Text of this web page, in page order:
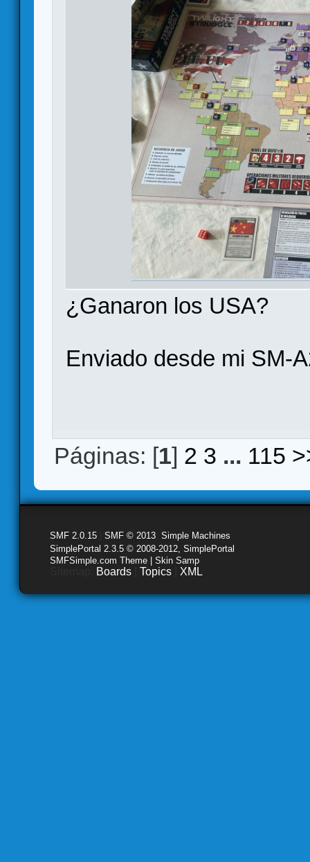
¿Ganaron los USA?
Enviado desde mi SM-
Páginas: [1] 2 3 ... 115
SMF 2.0.15 SMF © 2013 Simple Machines
SimplePortal 2.3.5 © 2008-2012, SimplePortal
SMFSimple.com Theme | Skin Samp
Boards Topics XML